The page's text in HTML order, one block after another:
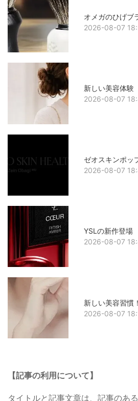
オメガのひげブ
2026-08-07
新しい美容体験
2026-08-07
ゼオスキンポッ
2026-08-07
YSLの新作登場
2026-08-07
新しい美容習慣！
2026-08-07
【記事の利用について】
タイトルと記事文章は、記事のあ